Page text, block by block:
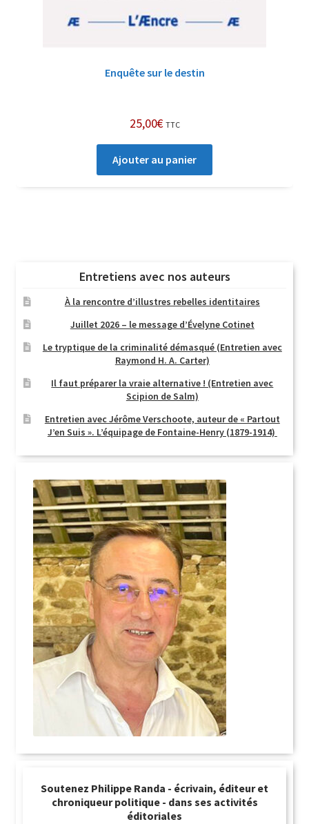
Enquête sur le destin
25,00€ TTC
Ajouter au panier
Entretiens avec nos auteurs
À la rencontre d’illustres rebelles identitaires
Juillet 2026 – le message d’Évelyne Cotinet
Le tryptique de la criminalité démasqué (Entretien avec
Raymond H. A. Carter)
Il faut préparer la vraie alternative ! (Entretien avec
Scipion de Salm)
Entretien avec Jérôme Verschoote, auteur de « Partout
J’en Suis ». L’équipage de Fontaine-Henry (1879-1914)
Soutenez Philippe Randa - écrivain, éditeur et
chroniqueur politique - dans ses activités
éditoriales